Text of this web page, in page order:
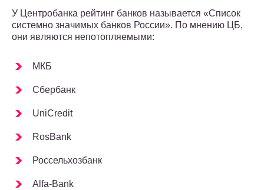
У Центробанка рейтинг банков называется «Список
системно значимых банков России». По мнению ЦБ,
они являются непотопляемыми:
МКБ
Сбербанк
UniCredit
RosBank
Россельхозбанк
Alfa-Bank